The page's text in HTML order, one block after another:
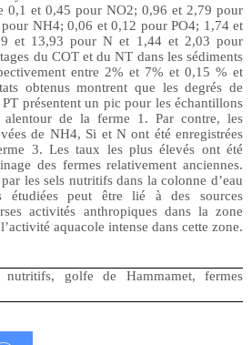
0,1 et 0,45 pour NO2; 0,96 et 2,79 pour
NH4; 0,06 et 0,12 pour PO4; 1,74 et
et 13,93 pour N et 1,44 et 2,03 pour
du COT et du NT dans les sédiments
entre 2% et 7% et 0,15 % et
obtenus montrent que les degrés de
présentent un pic pour les échantillons
alentour de la ferme 1. Par contre, les
de NH4, Si et N ont été enregistrées
3. Les taux les plus élevés ont été
des fermes relativement anciennes.
les sels nutritifs dans la colonne d’eau
étudiées peut être lié à des sources
activités anthropiques dans la zone
aquacole intense dans cette zone.
nutritifs, golfe de Hammamet, fermes